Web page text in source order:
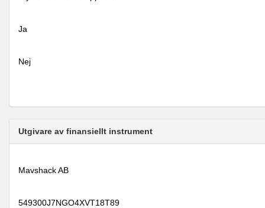
Ja
Nej
Utgivare av finansiellt instrument
Mavshack AB
549300J7NGO4XVT18T89